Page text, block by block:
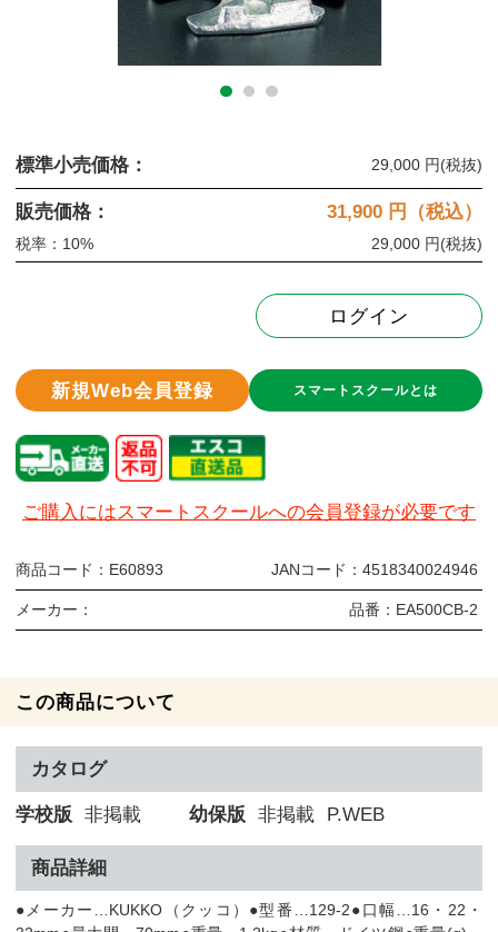
標準小売価格： 29,000 円(税抜)
販売価格： 31,900 円（税込）
税率：10% 29,000 円(税抜)
ログイン
新規Web会員登録 スマートスクールとは
ご購入にはスマートスクールへの会員登録が必要です
商品コード： E60893 JANコード： 4518340024946
メーカー： 品番： EA500CB-2
この商品について
カタログ
学校版 非掲載 幼保版 非掲載 P.WEB
商品詳細
●メーカー…KUKKO（クッコ）●型番…129-2●口幅…16・22・